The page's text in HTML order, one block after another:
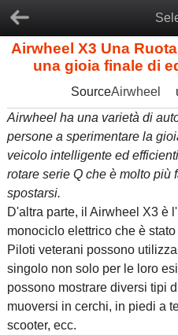
Airwheel X3 Una
una gioia finale di
SourceAirwheel
Airwheel ha una varietà di
persone a sperimentare la
veicolo intelligente ed
rotare serie Q che è molto più
spostarsi.
D'altra parte, il Airwheel X3 è
monociclo elettricoche è stato
Piloti veterani possono
singolo non solo per le loro
possono mostrare diversi tipi
muoversi in cerchi, in piedi a
scooter, ecc.